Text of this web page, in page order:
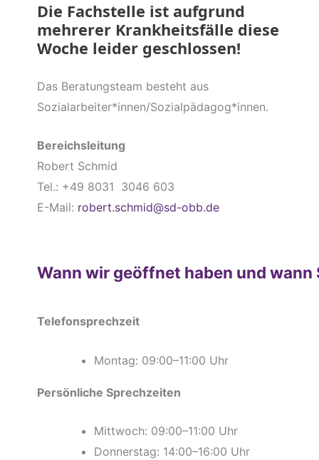
Die Fachstelle ist aufgrund
mehrerer Krankheitsfälle diese
Woche leider geschlossen!
Das Beratungsteam besteht aus
Sozialarbeiter*innen/Sozialpädagog*innen.
Bereichsleitung
Robert Schmid
Tel.: +49 8031 3046 603
E-Mail: robert.schmid@sd-obb.de
Wann wir geöffnet haben und wann
Telefonsprechzeit
Montag: 09:00–11:00 Uhr
Persönliche Sprechzeiten
Mittwoch: 09:00–11:00 Uhr
Donnerstag: 14:00–16:00 Uhr